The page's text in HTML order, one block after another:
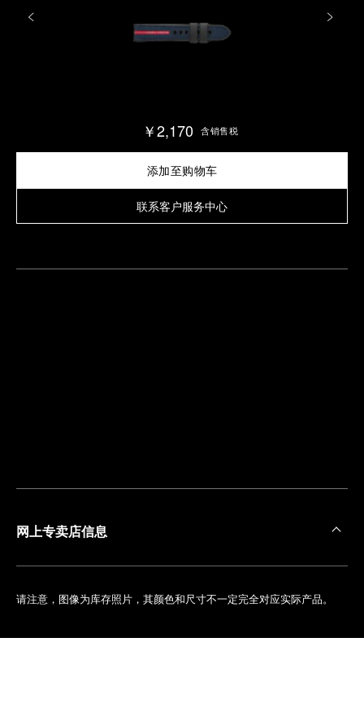
￥2,170 含销售税
添加至购物车
联系客户服务中心
网上专卖店信息
请注意，图像为库存照片，其颜色和尺寸不一定完全对应实际产品。